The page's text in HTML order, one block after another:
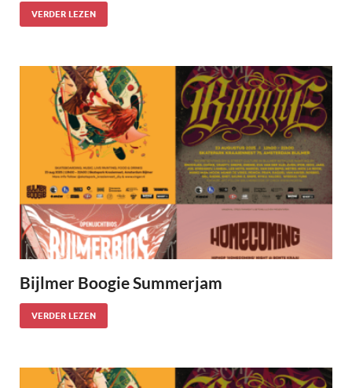
VERDER LEZEN
Bijlmer Boogie Summerjam
VERDER LEZEN